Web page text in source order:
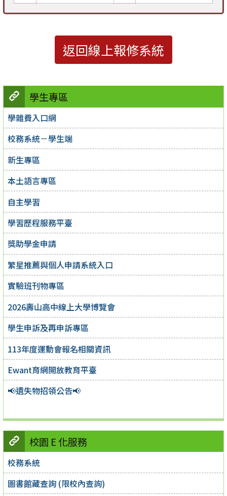
學生專區
學雜費入口網
校務系統－學生端
新生專區
本土語言專區
自主學習
學習歷程服務平臺
獎助學金申請
繁星推薦與個人申請系統入口
實驗班刊物專區
2026壽山高中線上大學博覽會
學生申訴及再申訴專區
113年度運動會報名相關資訊
Ewant育網開放教育平臺
📢遺失物招領公告📢
校園 E 化服務
校務系統
圖書館藏查詢 (限校內查詢)
返回線上報修系統